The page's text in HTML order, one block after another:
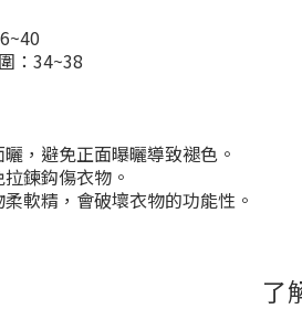
： 34~38
，避免正面曝曬導致褪色。
鍊鈎傷衣物。
軟精，會破壞衣物的功能性。
了